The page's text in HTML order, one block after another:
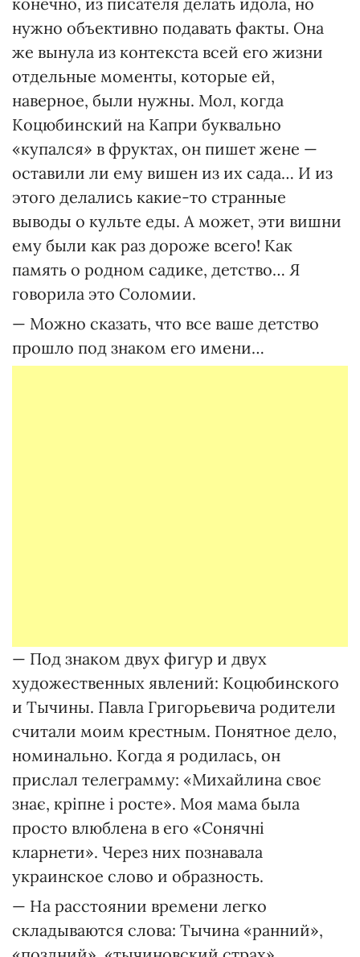
нужно объективно подавать факты. Она
же вынула из контекста всей его жизни
отдельные моменты, которые ей,
наверное, были нужны. Мол, когда
Коцюбинский на Капри буквально
«купался» в фруктах, он пишет жене —
оставили ли ему вишен из их сада… И из
этого делались какие-то странные
выводы о культе еды. А может, эти вишни
ему были как раз дороже всего! Как
память о родном садике, детство… Я
говорила это Соломии.
— Можно сказать, что все ваше детство
прошло под знаком его имени…
— Под знаком двух фигур и двух
художественных явлений: Коцюбинского
и Тычины. Павла Григорьевича родители
считали моим крестным. Понятное дело,
номинально. Когда я родилась, он
прислал телеграмму: «Михайлина своє
знає, кріпне і росте». Моя мама была
просто влюблена в его «Сонячні
кларнети». Через них познавала
украинское слово и образность.
— На расстоянии времени легко
складываются слова: Тычина «ранний»,